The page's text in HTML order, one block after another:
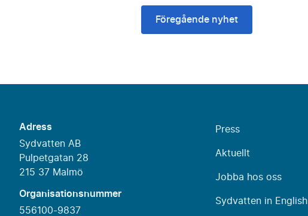
Föregående nyhet
Adress
Sydvatten AB
Pulpetgatan 28
215 37 Malmö
Organisationsnummer
556100-9837
Press
Aktuellt
Jobba hos oss
Sydvatten in English